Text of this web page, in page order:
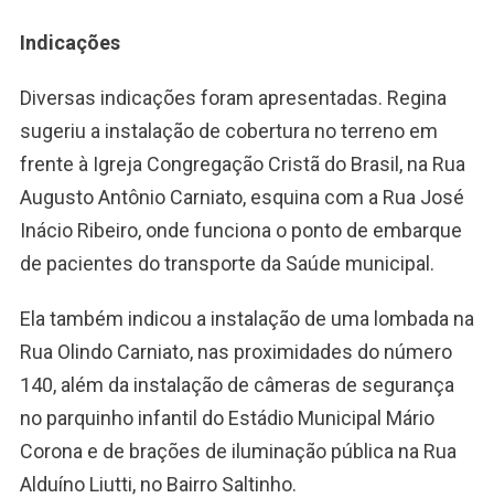
Indicações
Diversas indicações foram apresentadas. Regina
sugeriu a instalação de cobertura no terreno em
frente à Igreja Congregação Cristã do Brasil, na Rua
Augusto Antônio Carniato, esquina com a Rua José
Inácio Ribeiro, onde funciona o ponto de embarque
de pacientes do transporte da Saúde municipal.
Ela também indicou a instalação de uma lombada na
Rua Olindo Carniato, nas proximidades do número
140, além da instalação de câmeras de segurança
no parquinho infantil do Estádio Municipal Mário
Corona e de brações de iluminação pública na Rua
Alduíno Liutti, no Bairro Saltinho.